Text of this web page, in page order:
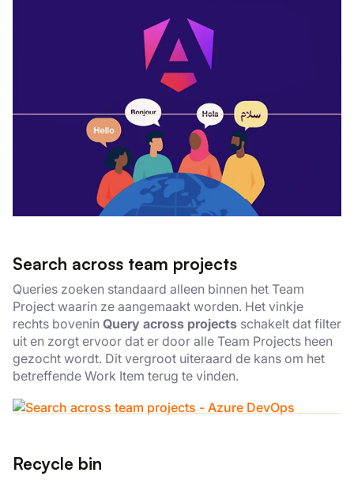
Search across team projects
Queries zoeken standaard alleen binnen het Team
Project waarin ze aangemaakt worden. Het vinkje
rechts bovenin Query across projects schakelt dat filter
uit en zorgt ervoor dat er door alle Team Projects heen
gezocht wordt. Dit vergroot uiteraard de kans om het
betreffende Work Item terug te vinden.
Recycle bin